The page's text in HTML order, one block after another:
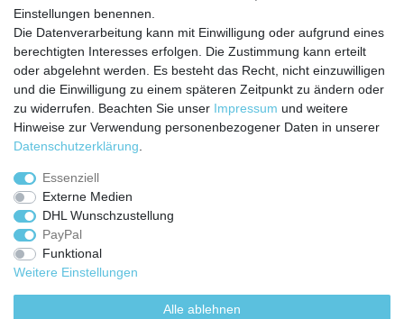
Einstellungen benennen.
Die Datenverarbeitung kann mit Einwilligung oder aufgrund eines
berechtigten Interesses erfolgen. Die Zustimmung kann erteilt
oder abgelehnt werden. Es besteht das Recht, nicht einzuwilligen
und die Einwilligung zu einem späteren Zeitpunkt zu ändern oder
zu widerrufen. Beachten Sie unser Impressum und weitere
Hinweise zur Verwendung personenbezogener Daten in unserer
Daten­schutz­erklärung
Essenziell
Externe Medien
DHL Wunschzustellung
PayPal
Funktional
Weitere Einstellungen
Alle ablehnen
Batterierücknahmeverordnung
Kostenloser Newsletter
E-MAIL **
Newsletter
Honig
Daten­schutz­erklärung
Einwilligung kann ich jederzeit widerrufen.**
Impressum